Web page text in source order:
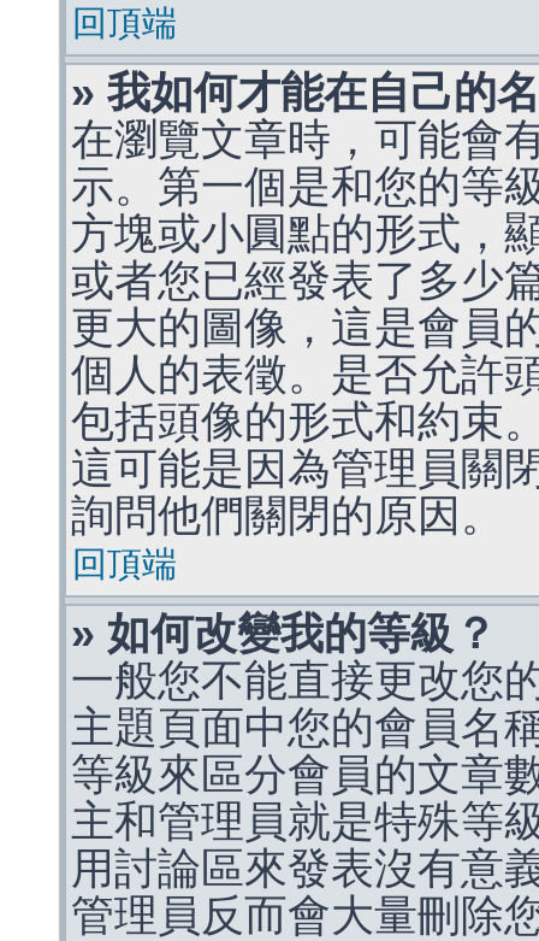
回頂端
» 我如何才能在自己的
在瀏覽文章時，可能會
示。第一個是和您的等
方塊或小圓點的形式，
或者您已經發表了多少
更大的圖像，這是會員
個人的表徵。是否允許
包括頭像的形式和約束
這可能是因為管理員關
詢問他們關閉的原因。
回頂端
» 如何改變我的等級？
一般您不能直接更改您
主題頁面中您的會員名
等級來區分會員的文章
主和管理員就是特殊等
用討論區來發表沒有意
管理員反而會大量刪除